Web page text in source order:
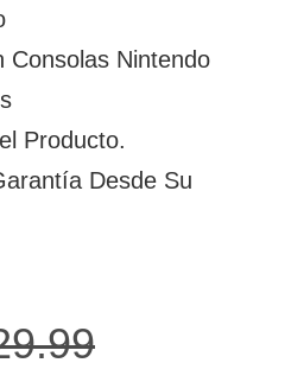
Consolas Nintendo
Producto.
Desde Su